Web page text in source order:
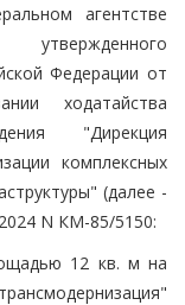
агентстве
утвержденного
Федерации от
ходатайства
"Дирекция
комплексных
(далее -
N КМ-85/5150:
12 кв. м на